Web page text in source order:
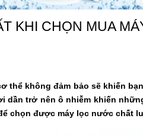
KHI CHỌN MUA
không đảm bảo sẽ khiến
dần trở nên ô nhiễm khiến
chọn được máy lọc nước chất